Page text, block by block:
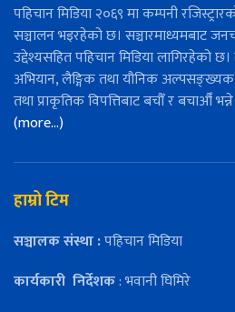
पहिचान मिडिया २०६९ मा कम्पनी
सञ्चालन भइरहेको छ। सञ्चारमाध्यमबाट
उद्देश्यसहित पहिचान मिडिया लागिरहेको
अभियान, लैङ्गिक तथा यौनिक अल्पसङ्ख्यक
तथा प्राकृतिक विपत्तिबाट बचौँ र बचाऔँ
(more…)
हाम्रो टिम
सञ्चालक संस्था :पहिचान मिडिया
कार्यकारी निर्देशक: भवानी घिमिरे